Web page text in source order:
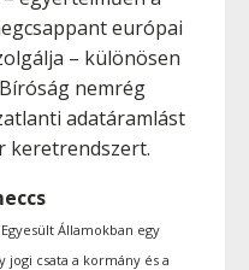
európai
– különösen
nemrég
adatáramlást
keretrendszert.
Államokban egy
jogi csata a kormány és a